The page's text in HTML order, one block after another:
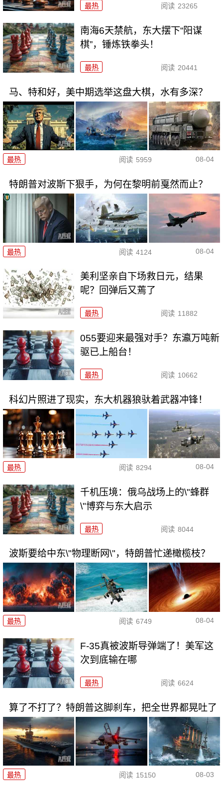
最热 阅读 23265
南海6天禁航，东大摆下“阳谋
棋”，锤炼铁拳头！
最热 阅读 20441
马、特和好，美中期选举这盘大棋，水有多深？
最热 阅读 5959 08-04
特朗普对波斯下狠手，为何在黎明前戛然而止？
最热 阅读 4124 08-04
美利坚亲自下场救日元，结果
呢？回弹后又蔫了
最热 阅读 11882
055要迎来最强对手？东瀛万吨新
驱已上船台！
最热 阅读 10662
科幻片照进了现实，东大机器狼驮着武器冲锋！
最热 阅读 8294 08-04
千机压境：俄乌战场上的\"蜂群
\"博弈与东大启示
最热 阅读 8044
波斯要给中东\"物理断网\"，特朗普忙递橄榄枝？
最热 阅读 6749 08-04
F-35真被波斯导弹端了！美军这
次到底输在哪
最热 阅读 6624
算了不打了？特朗普这脚刹车，把全世界都晃吐了
最热 阅读 15150 08-03